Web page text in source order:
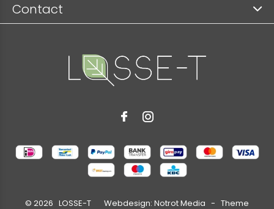
Contact
© 2026 LOSSE-T Webdesign: Notrot Media - Theme